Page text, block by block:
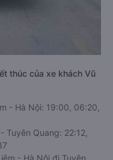
thúc của xe khách Vũ
- Hà Nội: 19:00, 06:20,
Tuyên Quang: 22:12,